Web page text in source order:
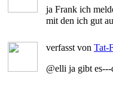
ja Frank ich
mit den ich gut
verfasst von Tat-
@elli ja gibt